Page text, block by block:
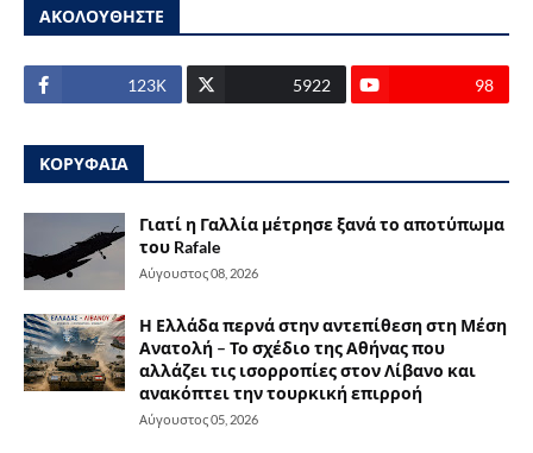
ΑΚΟΛΟΥΘΗΣΤΕ
123Κ 5922 98
ΚΟΡΥΦΑΙΑ
Γιατί η Γαλλία μέτρησε ξανά το αποτύπωμα
του Rafale
Αύγουστος 08, 2026
Η Ελλάδα περνά στην αντεπίθεση στη Μέση
Ανατολή – Το σχέδιο της Αθήνας που
αλλάζει τις ισορροπίες στον Λίβανο και
ανακόπτει την τουρκική επιρροή
Αύγουστος 05, 2026